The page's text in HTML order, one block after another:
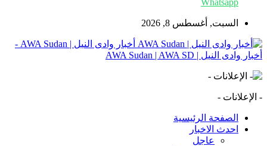
Whatsapp
السبت, أغسطس 8, 2026
أخبار وادى النيل | AWA Sudan -
أخبار وادى النيل | AWA Sudan | AWA SD
- الإعلانات -
الصفحة الرئيسية
احدث الاخبار
عاجل